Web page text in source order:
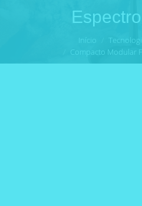
Início
Compacto Modular